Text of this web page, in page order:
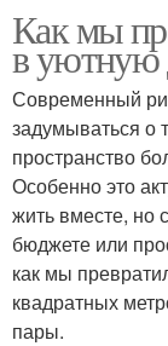
Как мы
в уютную
Современный
задумываться о
пространство
Особенно это
жить вместе, но
бюджете или
как мы
квадратных
пары.